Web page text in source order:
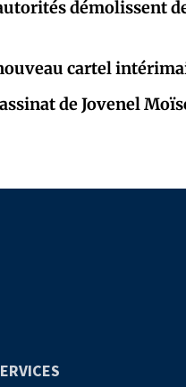
démolissent
cartel
de Jovenel